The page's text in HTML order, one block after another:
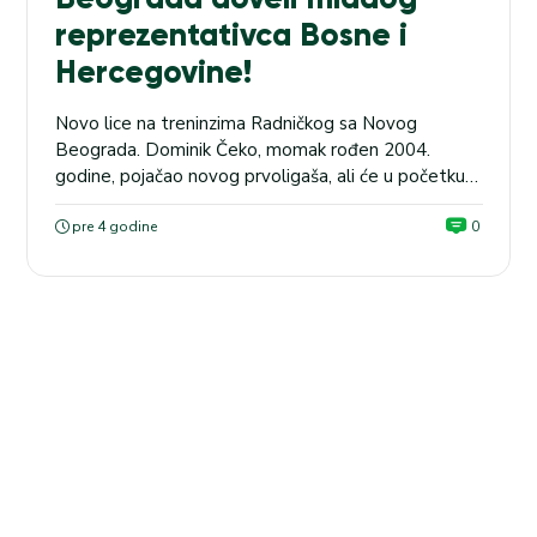
reprezentativca Bosne i
Hercegovine!
Novo lice na treninzima Radničkog sa Novog
Beograda. Dominik Čeko, momak rođen 2004.
godine, pojačao novog prvoligaša, ali će u početku
igrati za omladince ovog kluba. Kvalifikacije za LŠ:
Na meču Karabag – Cirih, naša kladionica nudi kvotu
prošle sezone bio je član hrvatskog...
pre 4 godine 0